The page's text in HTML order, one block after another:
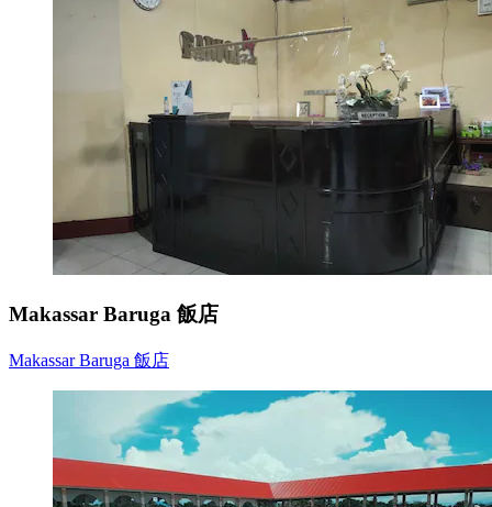
Makassar Baruga 飯店
Makassar Baruga 飯店